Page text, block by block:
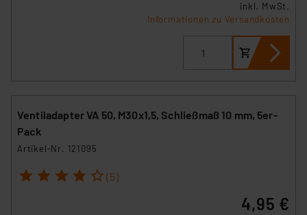
inkl. MwSt.
Informationen zu Versandkosten
Ventiladapter VA 50, M30x1,5, Schließmaß 10 mm, 5er-
Pack
Artikel-Nr. 121095
1 2 3 4 5 (5)
4,95 €